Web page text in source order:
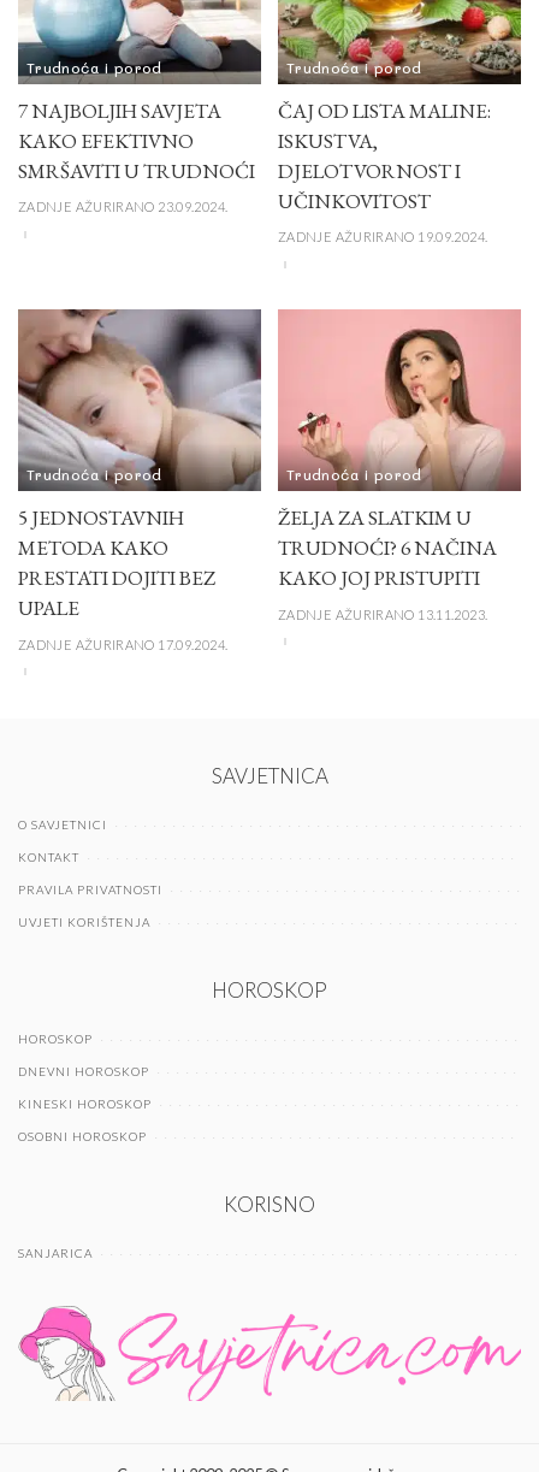
Trudnoća i porod
7 NAJBOLJIH SAVJETA
KAKO EFEKTIVNO
SMRŠAVITI U TRUDNOĆI
ZADNJE AŽURIRANO 23.09.2024.
Trudnoća i porod
ČAJ OD LISTA MALINE:
ISKUSTVA,
DJELOTVORNOST I
UČINKOVITOST
ZADNJE AŽURIRANO 19.09.2024.
Trudnoća i porod
5 JEDNOSTAVNIH
METODA KAKO
PRESTATI DOJITI BEZ
UPALE
ZADNJE AŽURIRANO 17.09.2024.
Trudnoća i porod
ŽELJA ZA SLATKIM U
TRUDNOĆI? 6 NAČINA
KAKO JOJ PRISTUPITI
ZADNJE AŽURIRANO 13.11.2023.
SAVJETNICA
O SAVJETNICI
KONTAKT
PRAVILA PRIVATNOSTI
UVJETI KORIŠTENJA
HOROSKOP
HOROSKOP
DNEVNI HOROSKOP
KINESKI HOROSKOP
OSOBNI HOROSKOP
KORISNO
SANJARICA